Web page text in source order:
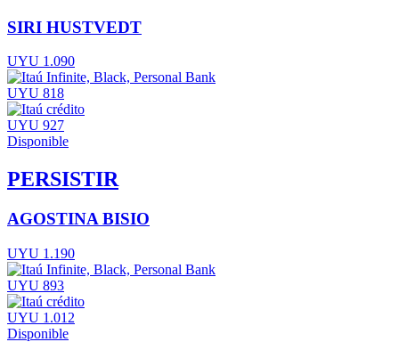
SIRI HUSTVEDT
UYU 1.090
UYU 818
UYU 927
Disponible
PERSISTIR
AGOSTINA BISIO
UYU 1.190
UYU 893
UYU 1.012
Disponible